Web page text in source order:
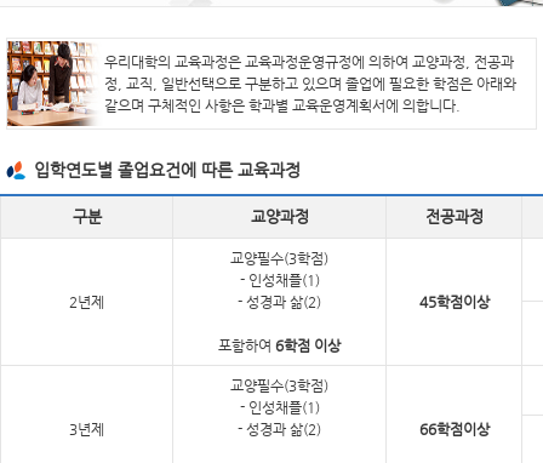
우리대학의 교육과정은 교육과정운영규정에 의하여 교양과정, 전공과
정, 교직, 일반선택으로 구분하고 있으며 졸업에 필요한 학점은 아래와
같으며 구체적인 사항은 학과별 교육운영계획서에 의합니다.
입학연도별 졸업요건에 따른 교육과정
구분 교양과정 전공과정
2년제
교양필수(3학점)
- 인성채플(1)
- 성경과 삶(2)
포함하여 6학점 이상
45학점이상
3년제
교양필수(3학점)
- 인성채플(1)
- 성경과 삶(2)
66학점이상